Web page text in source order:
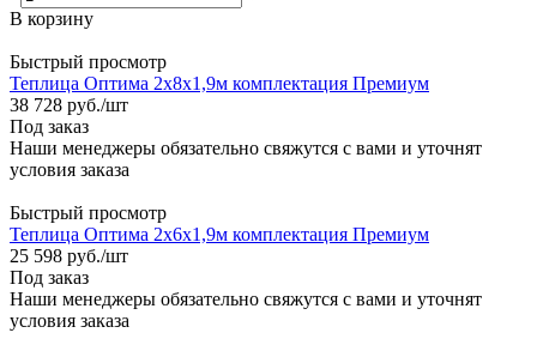
В корзину
Быстрый просмотр
Теплица Оптима 2х8х1,9м комплектация Премиум
38 728 руб./шт
Под заказ
Наши менеджеры обязательно свяжутся с вами и уточнят
условия заказа
Быстрый просмотр
Теплица Оптима 2х6х1,9м комплектация Премиум
25 598 руб./шт
Под заказ
Наши менеджеры обязательно свяжутся с вами и уточнят
условия заказа